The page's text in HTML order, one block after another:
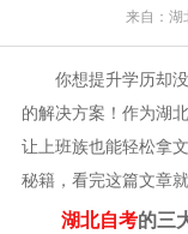
来自：
你想提升学历却
的解决方案！作为湖
让上班族也能轻松拿
秘籍，看完这篇文章
湖北自考的三